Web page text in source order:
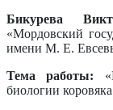
Бикурева
«Мордовский
имени М. Е.
Тема работы:
биологии